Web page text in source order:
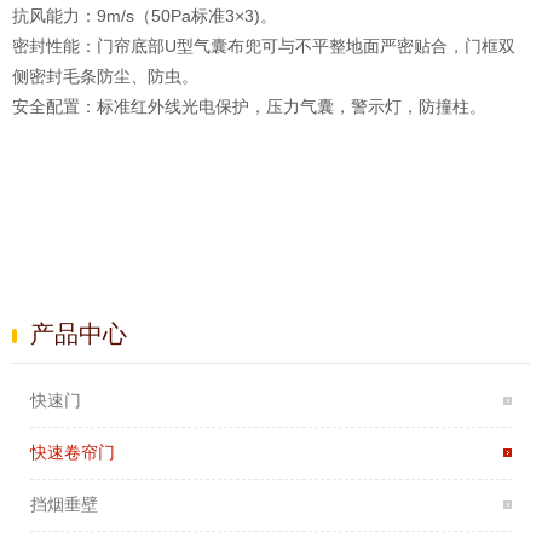
抗风能力：9m/s（50Pa标准3×3)。
密封性能：门帘底部U型气囊布兜可与不平整地面严密贴合，门框双
侧密封毛条防尘、防虫。
安全配置：标准红外线光电保护，压力气囊，警示灯，防撞柱。
产品中心
快速门
快速卷帘门
挡烟垂壁